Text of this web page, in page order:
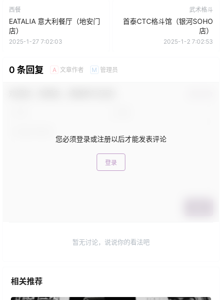
西餐
EATALIA 意大利餐厅（地安门
店）
2025-1-27 7:02:03
武术格斗
首泰CTC格斗馆（银河SOHO
店）
2025-1-2 7:02:53
0 条回复 A 文章作者 M 管理员
您必须登录或注册以后才能发表评论
登录
暂无讨论，说说你的看法吧
相关推荐